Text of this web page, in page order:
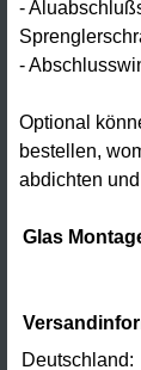
Zubehör
-
-
Optional
bestellen,
abdichten
Glas
Deutschland: